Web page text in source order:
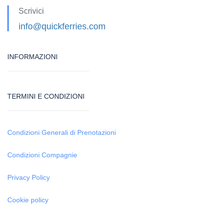
Scrivici
info@quickferries.com
INFORMAZIONI
TERMINI E CONDIZIONI
Condizioni Generali di Prenotazioni
Condizioni Compagnie
Privacy Policy
Cookie policy